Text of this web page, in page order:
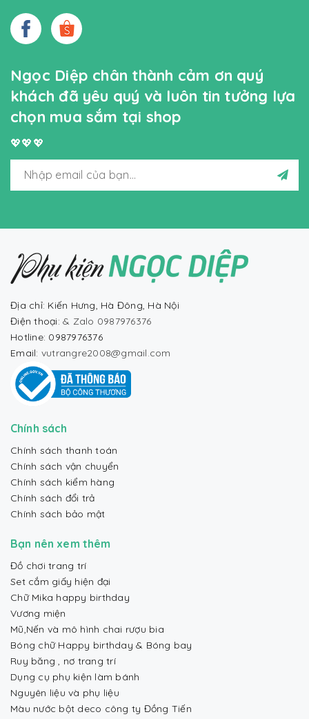
Ngọc Diệp chân thành cảm ơn quý
khách đã yêu quý và luôn tin tưởng lựa
chọn mua sắm tại shop
💖💖💖
Địa chỉ: Kiến Hưng, Hà Đông, Hà Nội
Điện thoại: & Zalo 0987976376
Hotline: 0987976376
Email: vutrangre2008@gmail.com
Chính sách
Chính sách thanh toán
Chính sách vận chuyển
Chính sách kiểm hàng
Chính sách đổi trả
Chính sách bảo mật
Bạn nên xem thêm
Đồ chơi trang trí
Set cắm giấy hiện đại
Chữ Mika happy birthday
Vương miện
Mũ,Nến và mô hình chai rượu bia
Bóng chữ Happy birthday & Bóng bay
Ruy băng , nơ trang trí
Dụng cụ phụ kiện làm bánh
Nguyên liệu và phụ liệu
Màu nước bột deco công ty Đồng Tiến